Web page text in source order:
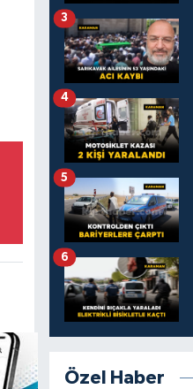
3
4
5
6
Özel Haber